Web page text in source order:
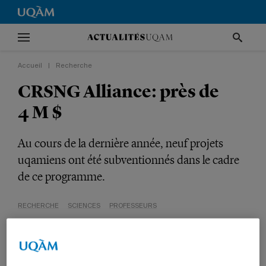
Accueil Recherche
CRSNG Alliance: près de
4 M $
Au cours de la dernière année, neuf projets
uqamiens ont été subventionnés dans le cadre
de ce programme.
RECHERCHE SCIENCES PROFESSEURS